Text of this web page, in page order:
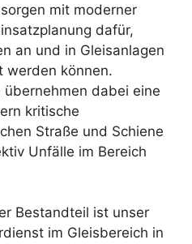
mit moderner
dafür,
an und in Gleisanlagen
werden können.
dabei eine
kritische
Straße und Schiene
Unfälle im Bereich
Bestandteil ist unser
im Gleisbereich in